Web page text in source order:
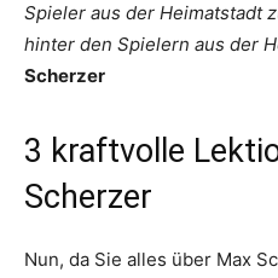
Spieler aus der Heimatstadt
hinter den Spielern aus der
Scherzer
3 kraftvolle
Scherzer
Nun, da Sie alles über Max